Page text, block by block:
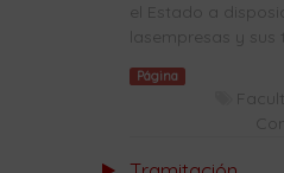
el Estado a
lasempresas y sus
Página